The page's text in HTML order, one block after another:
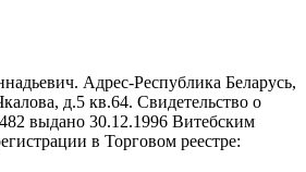
Адрес-Республика Беларусь,
д.5 кв.64. Свидетельство о
выдано 30.12.1996 Витебским
в Торговом реестре: